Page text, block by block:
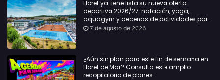
Lloret ya tiene lista su nueva oferta
deportiva 2026/27: natación, yoga,
aquagym y decenas de actividades para
todas las edades
7 de agosto de 2026
¿Aún sin plan para este fin de semana en
Lloret de Mar? Consulta este amplio
recopilatorio de planes: